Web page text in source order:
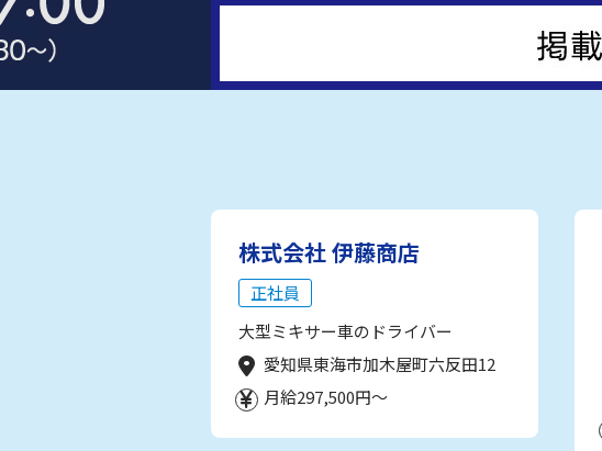
株式会社 伊藤商店
正社員
大型ミキサー車のドライバー
愛知県東海市加木屋町六反田12
月給297,500円～